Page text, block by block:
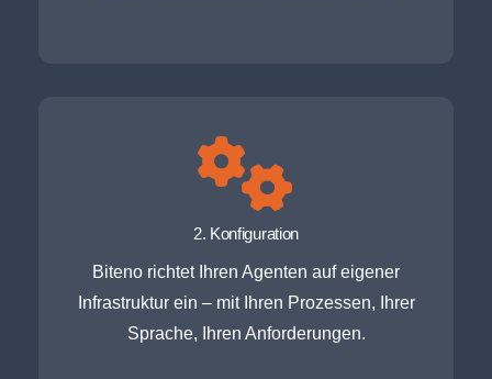
2. Konfiguration
Biteno richtet Ihren Agenten auf eigener
Infrastruktur ein – mit Ihren Prozessen, Ihrer
Sprache, Ihren Anforderungen.